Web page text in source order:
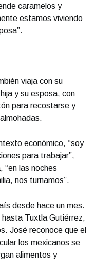
caramelos y
estamos viviendo
viaja con su
y su esposa, con
para recostarse y
económico, “soy
para trabajar”,
las noches
nos turnamos”.
desde hace un mes.
Tuxtla Gutiérrez,
José reconoce que el
los mexicanos se
alimentos y